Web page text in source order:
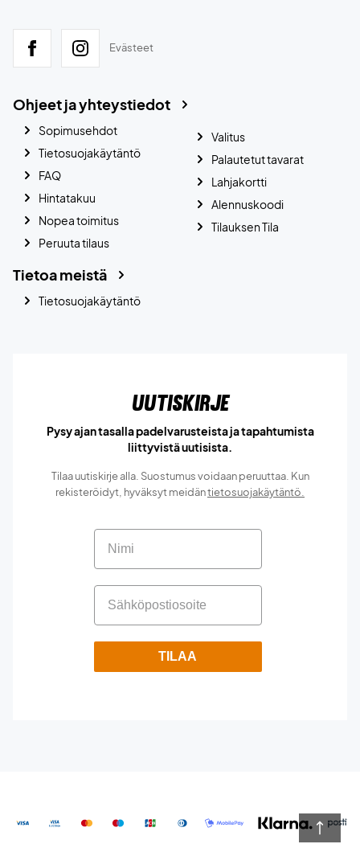
Evästeet
Ohjeet ja yhteystiedot
Sopimusehdot
Tietosuojakäytäntö
FAQ
Hintatakuu
Nopea toimitus
Peruuta tilaus
Valitus
Palautetut tavarat
Lahjakortti
Alennuskoodi
Tilauksen Tila
Tietoa meistä
Tietosuojakäytäntö
Uutiskirje
Pysy ajan tasalla padelvarusteista ja tapahtumista
liittyvistä uutisista.
Tilaa uutiskirje alla. Suostumus voidaan peruuttaa. Kun
rekisteröidyt, hyväksyt meidäntietosuojakäytäntö.
TILAA